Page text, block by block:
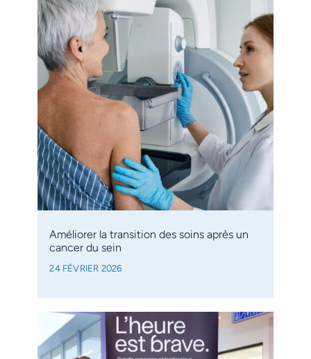
Améliorer la transition des soins après un
cancer du sein
24 FÉVRIER 2026